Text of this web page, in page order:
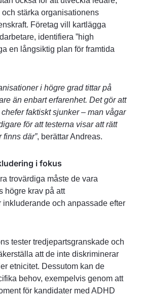
stärka organisationens
Företag vill kartlägga
identifiera ”high
en långsiktig plan för framtida
i högre grad tittar på
än enbart erfarenhet. Det gör att
faktiskt sjunker – man vågar
för att testerna visar att rätt
finns där”, berättar Andreas.
i fokus
trovärdiga måste de vara
högre krav på att
inkluderande och anpassade efter
tester tredjepartsgranskade och
att de inte diskriminerar
etnicitet. Dessutom kan de
behov, exempelvis genom att
för kandidater med ADHD